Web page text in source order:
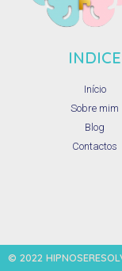
INDICE
Início
Sobre mim
Blog
Contactos
© 2022